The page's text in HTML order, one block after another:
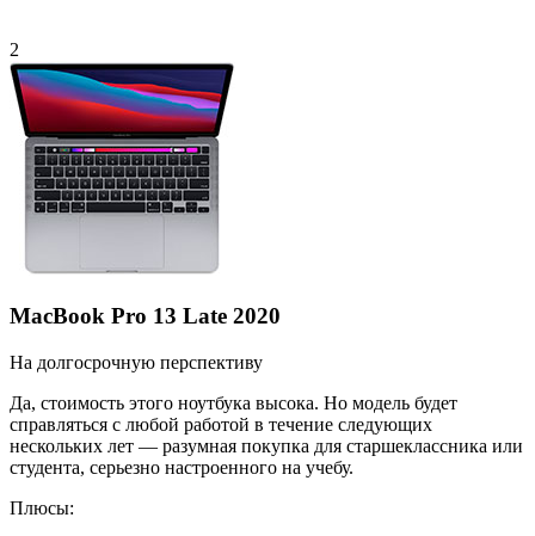
2
MacBook Pro 13 Late 2020
На долгосрочную перспективу
Да, стоимость этого ноутбука высока. Но модель будет
справляться с любой работой в течение следующих
нескольких лет — разумная покупка для старшеклассника или
студента, серьезно настроенного на учебу.
Плюсы: